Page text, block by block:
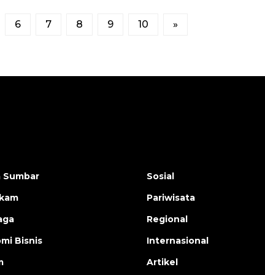
6 7 8 9 10 »
Bisnis
Sosial
Pariwisata
Regional
Internasional
Artikel